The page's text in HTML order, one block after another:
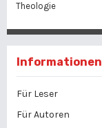
Theologie
Informationen
Für Leser
Für Autoren